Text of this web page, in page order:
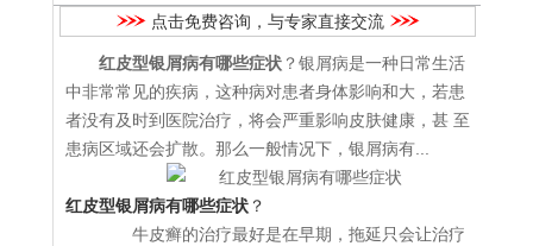
点击免费咨询，与专家直接交流
红皮型银屑病有哪些症状 ？银屑病是一种日常生活
中非常常见的疾病，这种病对患者身体影响和大，若患
者没有及时到医院治疗，将会严重影响皮肤健康，甚 至
患病区域还会扩散。那么一般情况下，银屑病有...
红皮型银屑病有哪些症状 ？
牛皮癣的治疗最好是在早期，拖延只会让治疗